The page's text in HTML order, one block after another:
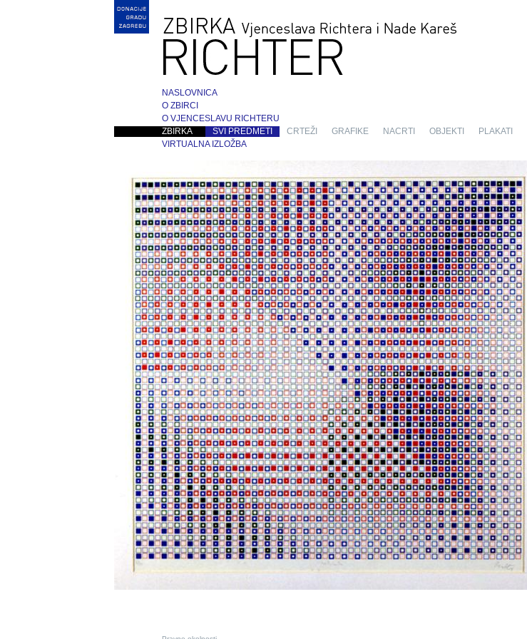
NASLOVNICA
O ZBIRCI
O VJENCESLAVU RICHTERU
ZBIRKA
SVI PREDMETI CRTEŽI GRAFIKE NACRTI OBJEKTI PLAKATI
VIRTUALNA IZLOŽBA